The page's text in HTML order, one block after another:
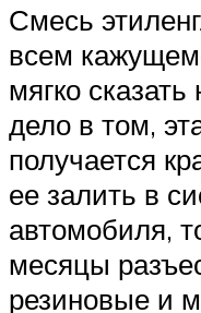
Смесь
всем
мягко
дело в том,
получается
ее залить в
автомобиля,
месяцы
резиновые и